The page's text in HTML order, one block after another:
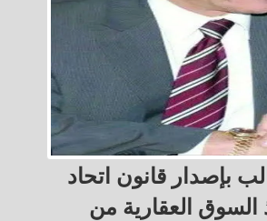
بإصدار قانون اتحاد
السوق العقارية من